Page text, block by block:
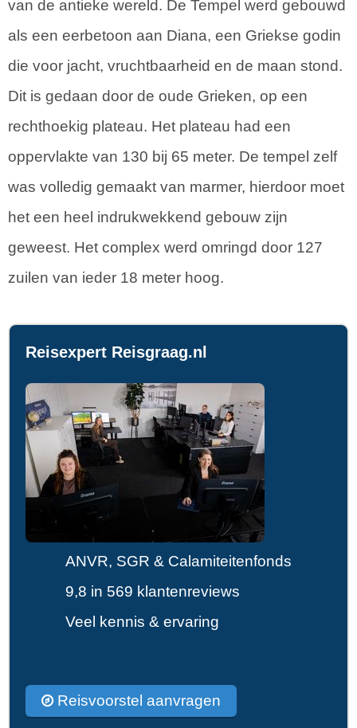
van de antieke wereld. De Tempel werd gebouwd
als een eerbetoon aan Diana, een Griekse godin
die voor jacht, vruchtbaarheid en de maan stond.
Dit is gedaan door de oude Grieken, op een
rechthoekig plateau. Het plateau had een
oppervlakte van 130 bij 65 meter. De tempel zelf
was volledig gemaakt van marmer, hierdoor moet
het een heel indrukwekkend gebouw zijn
geweest. Het complex werd omringd door 127
zuilen van ieder 18 meter hoog.
Reisexpert Reisgraag.nl
ANVR, SGR & Calamiteitenfonds
9,8 in 569 klantenreviews
Veel kennis & ervaring
Reisvoorstel aanvragen